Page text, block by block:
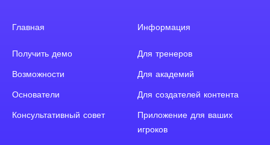
Главная
Получить демо
Возможности
Основатели
Консультативный совет
Информация
Для тренеров
Для академий
Для создателей контента
Приложение для ваших
игроков